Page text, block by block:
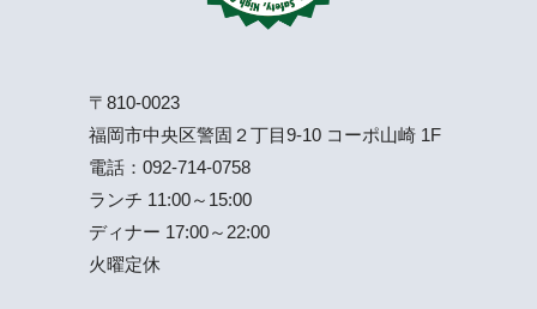
〒810-0023
福岡市中央区警固２丁目9-10 コーポ山崎 1F
電話： 092-714-0758
ランチ 11:00～15:00
ディナー 17:00～22:00
火曜定休